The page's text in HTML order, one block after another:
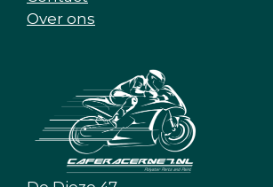
Over ons